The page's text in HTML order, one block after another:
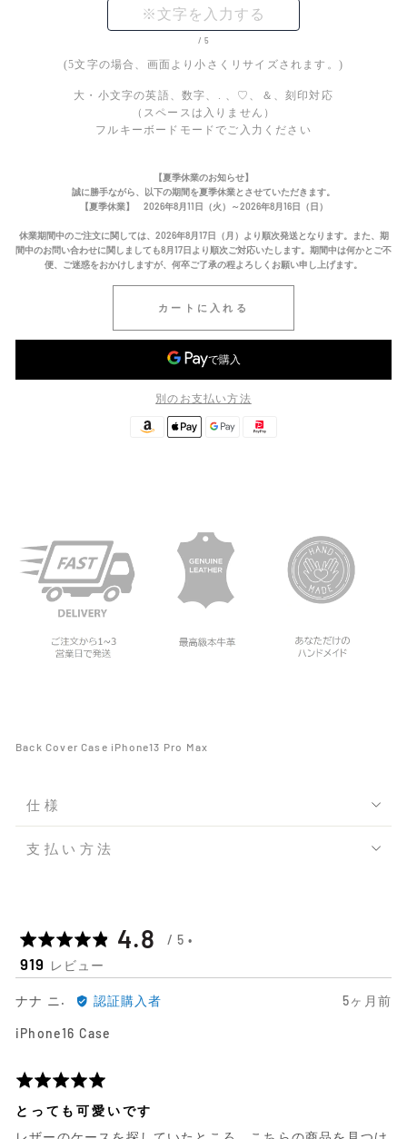
/5
(5文字の場合、画面より小さくリサイズされます。)
大・小文字の英語、数字、. 、♡、＆、刻印対応
（スペースは入りません）
フルキーボードモードでご入力ください
【夏季休業のお知らせ】
誠に勝手ながら、以下の期間を夏季休業とさせていただきます。
【夏季休業】 2026年8月11日（火）～2026年8月16日（日）
休業期間中のご注文に関しては、2026年8月17日（月）より順次発送となります。また、期
間中のお問い合わせに関しましても8月17日より順次ご対応いたします。期間中は何かとご不
便、ご迷惑をおかけしますが、何卒ご了承の程よろしくお願い申し上げます。
カートに入れる
別のお支払い方法
Back Cover Case iPhone13 Pro Max
仕様
支払い方法
919 レビュー
平
均
の
価
4.8 out
of
日
5ヶ月前
ナナ ニ. ナ
ニ.
よ
レ
認証購入者
iPhone16 Case
5
階
とっても可愛いです